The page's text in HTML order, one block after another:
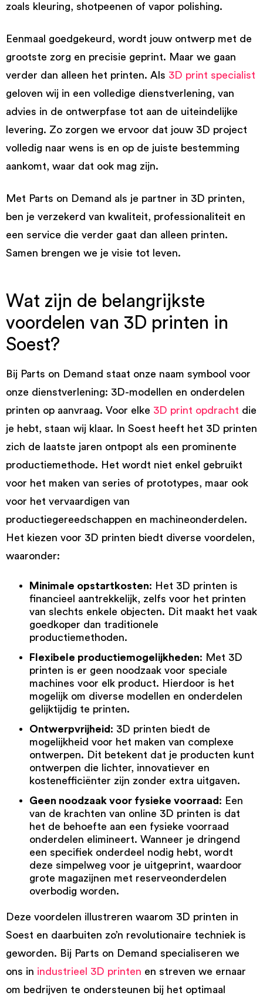
zoals kleuring, shotpeenen of vapor polishing.
Eenmaal goedgekeurd, wordt jouw ontwerp met de
grootste zorg en precisie geprint. Maar we gaan
verder dan alleen het printen. Als 3D print specialist
geloven wij in een volledige dienstverlening, van
advies in de ontwerpfase tot aan de uiteindelijke
levering. Zo zorgen we ervoor dat jouw 3D project
volledig naar wens is en op de juiste bestemming
aankomt, waar dat ook mag zijn.
Met Parts on Demand als je partner in 3D printen,
ben je verzekerd van kwaliteit, professionaliteit en
een service die verder gaat dan alleen printen.
Samen brengen we je visie tot leven.
Wat zijn de belangrijkste
voordelen van 3D printen in
Soest?
Bij Parts on Demand staat onze naam symbool voor
onze dienstverlening: 3D-modellen en onderdelen
printen op aanvraag. Voor elke 3D print opdracht die
je hebt, staan wij klaar. In Soest heeft het 3D printen
zich de laatste jaren ontpopt als een prominente
productiemethode. Het wordt niet enkel gebruikt
voor het maken van series of prototypes, maar ook
voor het vervaardigen van
productiegereedschappen en machineonderdelen.
Het kiezen voor 3D printen biedt diverse voordelen,
waaronder:
Minimale opstartkosten: Het 3D printen is
financieel aantrekkelijk, zelfs voor het printen
van slechts enkele objecten. Dit maakt het vaak
goedkoper dan traditionele
productiemethoden.
Flexibele productiemogelijkheden: Met 3D
printen is er geen noodzaak voor speciale
machines voor elk product. Hierdoor is het
mogelijk om diverse modellen en onderdelen
gelijktijdig te printen.
Ontwerpvrijheid : 3D printen biedt de
mogelijkheid voor het maken van complexe
ontwerpen. Dit betekent dat je producten kunt
ontwerpen die lichter, innovatiever en
kostenefficiënter zijn zonder extra uitgaven.
Geen noodzaak voor fysieke voorraad : Een
van de krachten van online 3D printen is dat
het de behoefte aan een fysieke voorraad
onderdelen elimineert. Wanneer je dringend
een specifiek onderdeel nodig hebt, wordt
deze simpelweg voor je uitgeprint, waardoor
grote magazijnen met reserveonderdelen
overbodig worden.
Deze voordelen illustreren waarom 3D printen in
Soest en daarbuiten zo’n revolutionaire techniek is
geworden. Bij Parts on Demand specialiseren we
ons in industrieel 3D printen en streven we ernaar
om bedrijven te ondersteunen bij het optimaal